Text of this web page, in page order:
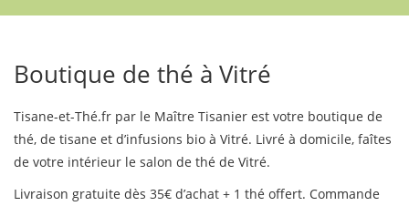
Boutique de thé à Vitré
Tisane-et-Thé.fr par le Maître Tisanier est votre boutique de
thé, de tisane et d’infusions bio à Vitré. Livré à domicile, faîtes
de votre intérieur le salon de thé de Vitré.
Livraison gratuite dès 35€ d’achat + 1 thé offert. Commande